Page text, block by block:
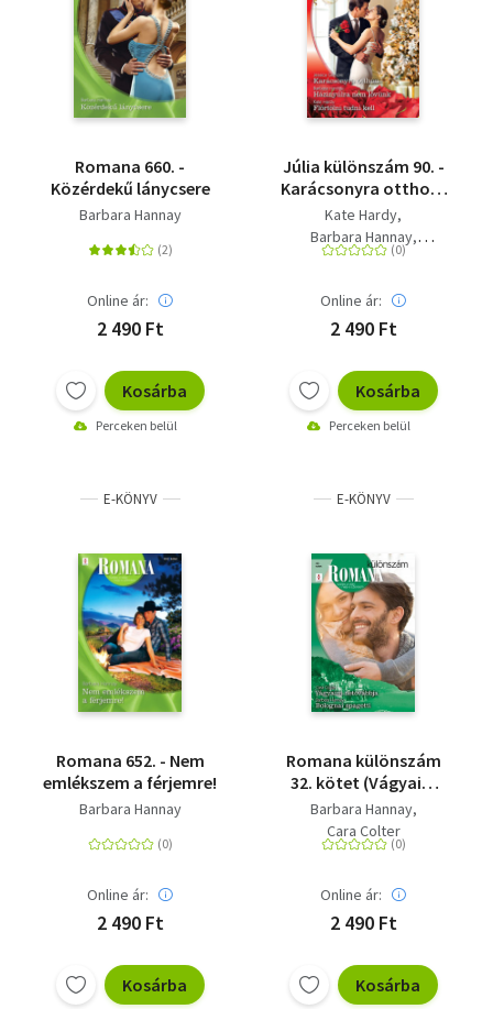
Romana 660. -
Közérdekű lánycsere
Barbara Hannay
Online ár:
2 490 Ft
Kosárba
Perceken belül
Júlia különszám 90. -
Karácsonyra otthon;
Házinyúlra nem
lövünk; Flörtölni tudni
kell
Kate Hardy
Barbara Hannay
Jessica Gilmore
Online ár:
2 490 Ft
Kosárba
Perceken belül
E-KÖNYV
Romana 652. - Nem
emlékszem a férjemre!
Barbara Hannay
Online ár:
2 490 Ft
Kosárba
E-KÖNYV
Romana különszám
32. kötet (Vágyaim
netovábbja, Bolognai
spagetti)
Barbara Hannay
Cara Colter
Online ár:
2 490 Ft
Kosárba